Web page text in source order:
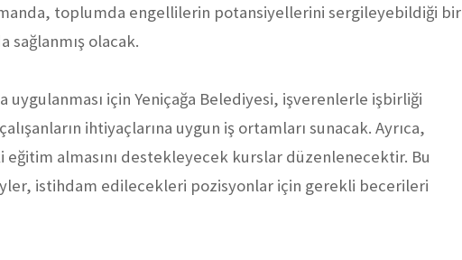
toplumda engellilerin potansiyellerini sergileyebildiği bir
sağlanmış olacak.
uygulanması için Yeniçağa Belediyesi, işverenlerle işbirliği
ihtiyaçlarına uygun iş ortamları sunacak. Ayrıca,
almasını destekleyecek kurslar düzenlenecektir. Bu
istihdam edilecekleri pozisyonlar için gerekli becerileri